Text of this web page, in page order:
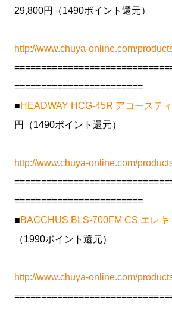
29,800円（1490ポイント還元）
http://www.chuya-online.com/
========================
■HEADWAY HCG-45R アコーステ
円（1490ポイント還元）
http://www.chuya-online.com/
========================
■BACCHUS BLS-700FM CS エレキ
（1990ポイント還元）
http://www.chuya-online.com/